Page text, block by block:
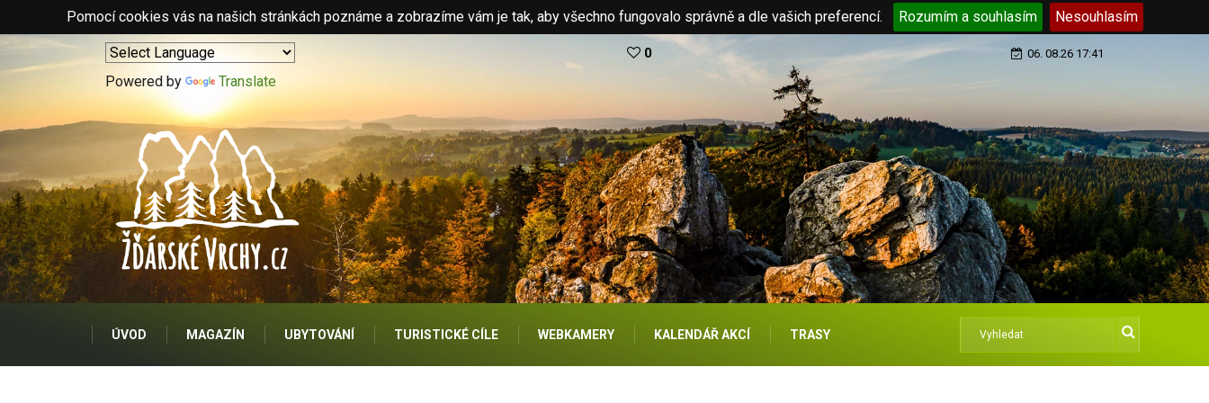
Pomocí cookies vás na našich stránkách poznáme a zobrazíme vám je tak, aby všechno fungovalo správně a dle vašich preferencí. Rozumím a souhlasím Nesouhlasím
Powered by Translate
0 06. 08.26 17:41
ÚVOD MAGAZÍN UBYTOVÁNÍ TURISTICKÉ CÍLE WEBKAMERY KALENDÁŘ AKCÍ TRASY